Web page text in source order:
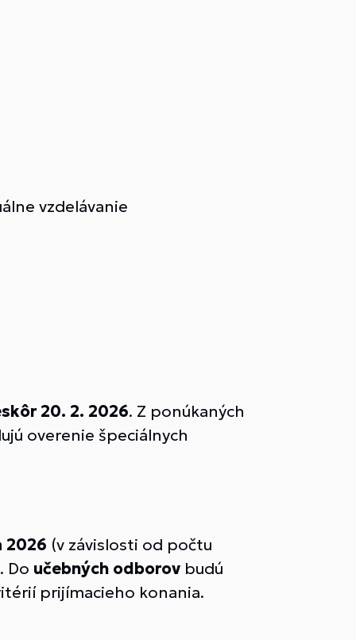
vzdelávanie
20. 2. 2026. Z ponúkaných
overenie špeciálnych
2026 (v závislosti od počtu
Do učebných odborov budú
prijímacieho konania.